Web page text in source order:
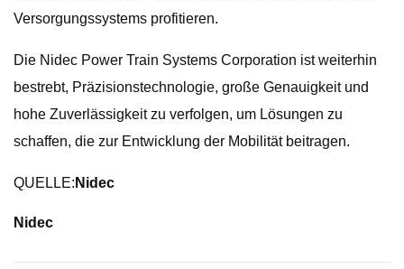
Versorgungssystems profitieren.
Die Nidec Power Train Systems Corporation ist weiterhin
bestrebt, Präzisionstechnologie, große Genauigkeit und
hohe Zuverlässigkeit zu verfolgen, um Lösungen zu
schaffen, die zur Entwicklung der Mobilität beitragen.
QUELLE: Nidec
Nidec